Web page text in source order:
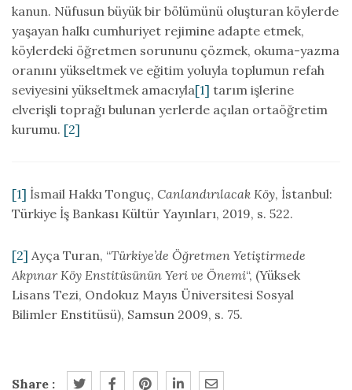
kanun. Nüfusun büyük bir bölümünü oluşturan köylerde
yaşayan halkı cumhuriyet rejimine adapte etmek,
köylerdeki öğretmen sorununu çözmek, okuma-yazma
oranını yükseltmek ve eğitim yoluyla toplumun refah
seviyesini yükseltmek amacıyla[1] tarım işlerine
elverişli toprağı bulunan yerlerde açılan ortaöğretim
kurumu. [2]
[1] İsmail Hakkı Tonguç, Canlandırılacak Köy, İstanbul:
Türkiye İş Bankası Kültür Yayınları, 2019, s. 522.
[2] Ayça Turan, “Türkiye’de Öğretmen Yetiştirmede
Akpınar Köy Enstitüsünün Yeri ve Önemi“, (Yüksek
Lisans Tezi, Ondokuz Mayıs Üniversitesi Sosyal
Bilimler Enstitüsü), Samsun 2009, s. 75.
Share :